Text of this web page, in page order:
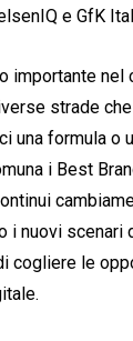
e GfK
importante nel
strade
una formula o
i Best
i nuovi scenari
cogliere le